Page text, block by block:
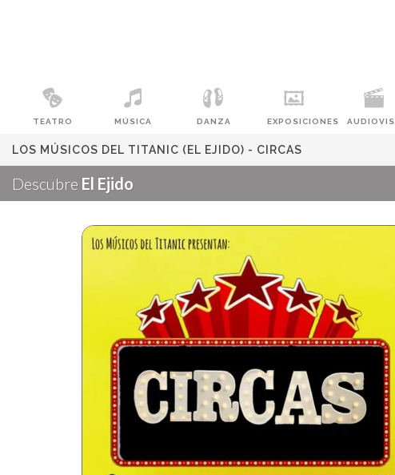
TEATRO MÚSICA DANZA EXPOSICIONES
LOS MÚSICOS DEL TITANIC (EL EJIDO) - CIRCAS
Descubre El Ejido